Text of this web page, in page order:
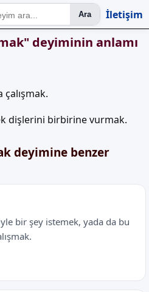
Ara İletişim
deyiminin anlamı
dişlerini birbirine vurmak.
deyimine benzer
bir şey istemek, yada da bu